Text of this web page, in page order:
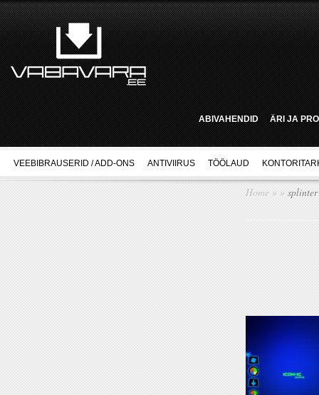
ABIVAHENDID ÄRI JA
VEEBIBRAUSERID / ADD-ONS ANTIVIIRUS TÖÖLAUD
Home » » splinter